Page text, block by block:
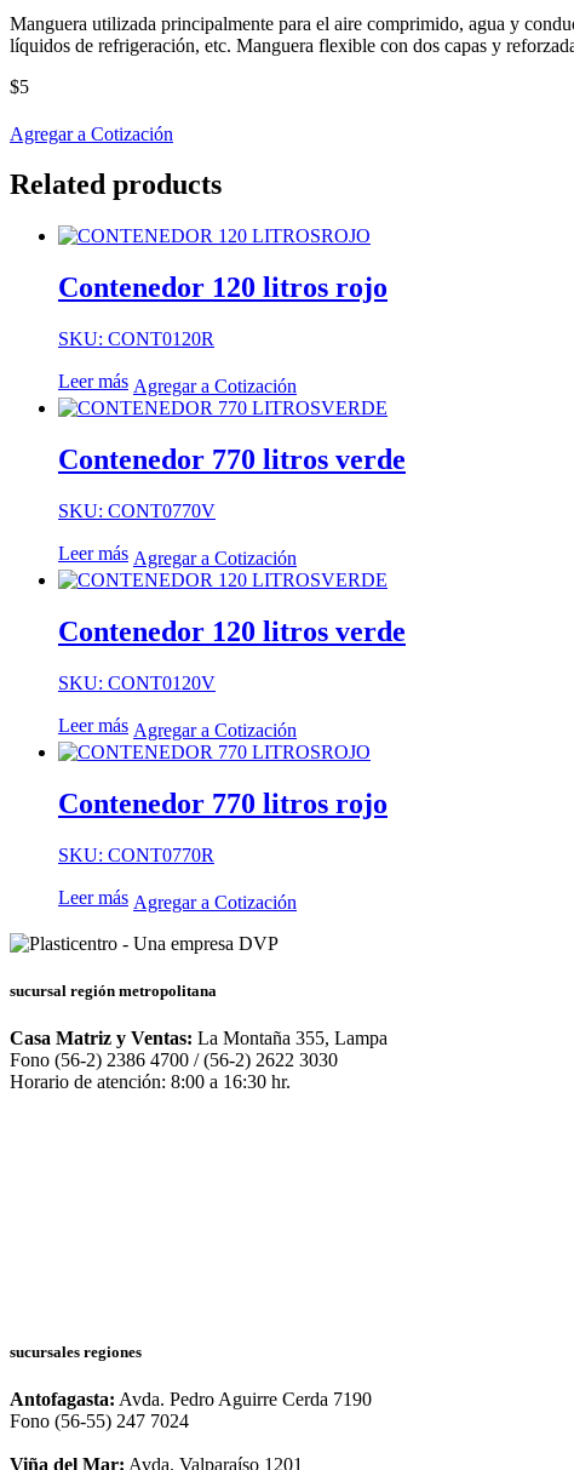
Manguera utilizada principalmente para el aire comprimido, agua y
líquidos de refrigeración, etc. Manguera flexible con dos capas y
$5
Agregar a Cotización
Related products
Contenedor 120 litros rojo
SKU: CONT0120R
Leer más Agregar a Cotización
Contenedor 770 litros verde
SKU: CONT0770V
Leer más Agregar a Cotización
Contenedor 120 litros verde
SKU: CONT0120V
Leer más Agregar a Cotización
Contenedor 770 litros rojo
SKU: CONT0770R
Leer más Agregar a Cotización
sucursal región metropolitana
Casa Matriz y Ventas: La Montaña 355, Lampa
Fono (56-2) 2386 4700 / (56-2) 2622 3030
Horario de atención: 8:00 a 16:30 hr.
sucursales regiones
Antofagasta: Avda. Pedro Aguirre Cerda 7190
Fono (56-55) 247 7024
Viña del Mar: Avda. Valparaíso 1201